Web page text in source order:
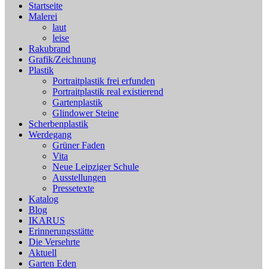
Startseite
Malerei
laut
leise
Rakubrand
Grafik/Zeichnung
Plastik
Portraitplastik frei erfunden
Portraitplastik real existierend
Gartenplastik
Glindower Steine
Scherbenplastik
Werdegang
Grüner Faden
Vita
Neue Leipziger Schule
Ausstellungen
Pressetexte
Katalog
Blog
IKARUS
Erinnerungsstätte
Die Versehrte
Aktuell
Garten Eden